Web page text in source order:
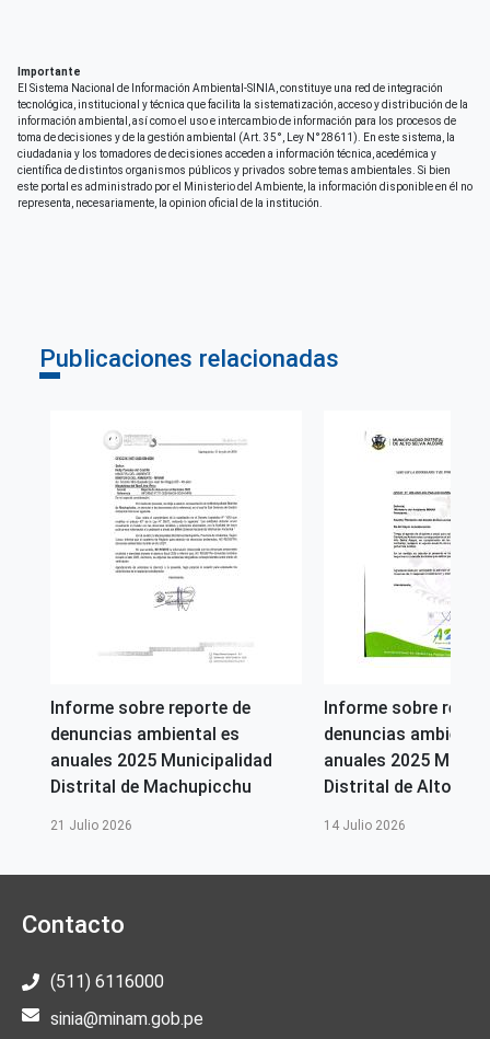
Correo electrónico
giz-peru@giz.de
Derechos de acceso
Acceso irrestricto a todo su contenido
Importante
El Sistema Nacional de Información Ambiental-SINIA, constituye una red de integración
tecnológica, institucional y técnica que facilita la sistematización, acceso y distribución de la
información ambiental, así como el uso e intercambio de información para los procesos de
toma de decisiones y de la gestión ambiental (Art. 35°, Ley N°28611). En este sistema, la
ciudadania y los tomadores de decisiones acceden a información técnica, acedémica y
científica de distintos organismos públicos y privados sobre temas ambientales. Si bien
este portal es administrado por el Ministerio del Ambiente, la información disponible en él no
representa, necesariamente, la opinion oficial de la institución.
Publicaciones relacionadas
Informe sobre reporte de
denuncias ambiental es
anuales 2025 Municipalidad
Distrital de Machupicchu
21 Julio 2026
Informe sobre
denuncias
anuales 2025
Distrital de Alto
14 Julio 2026
Contacto
(511) 6116000
sinia@minam.gob.pe